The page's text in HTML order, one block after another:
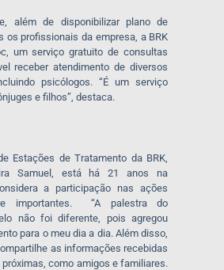
além de disponibilizar plano de
os profissionais da empresa, a BRK
um serviço gratuito de consultas
receber atendimento de diversos
psicólogos. “É um serviço
e filhos”, destaca.
Estações de Tratamento da BRK,
Samuel, está há 21 anos na
a participação nas ações
importantes. “A palestra do
não foi diferente, pois agregou
para o meu dia a dia. Além disso,
as informações recebidas
como amigos e familiares.